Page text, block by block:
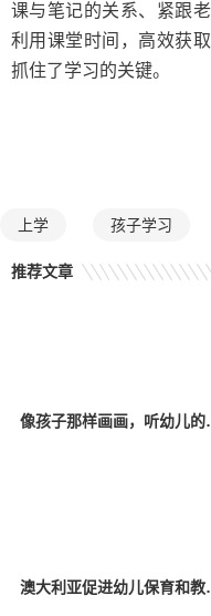
课与笔记的关系、紧跟
利用课堂时间，高效获
抓住了学习的关键。
上学 孩子学习
推荐文章
像孩子那样画画
澳大利